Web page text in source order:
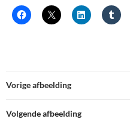
Vorige afbeelding
Volgende afbeelding